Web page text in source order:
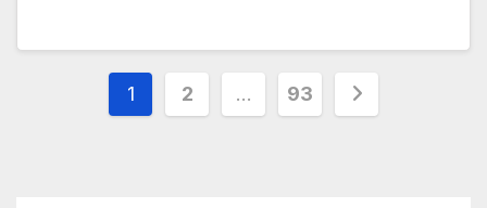
Σελιδοποίηση
1 2 … 93